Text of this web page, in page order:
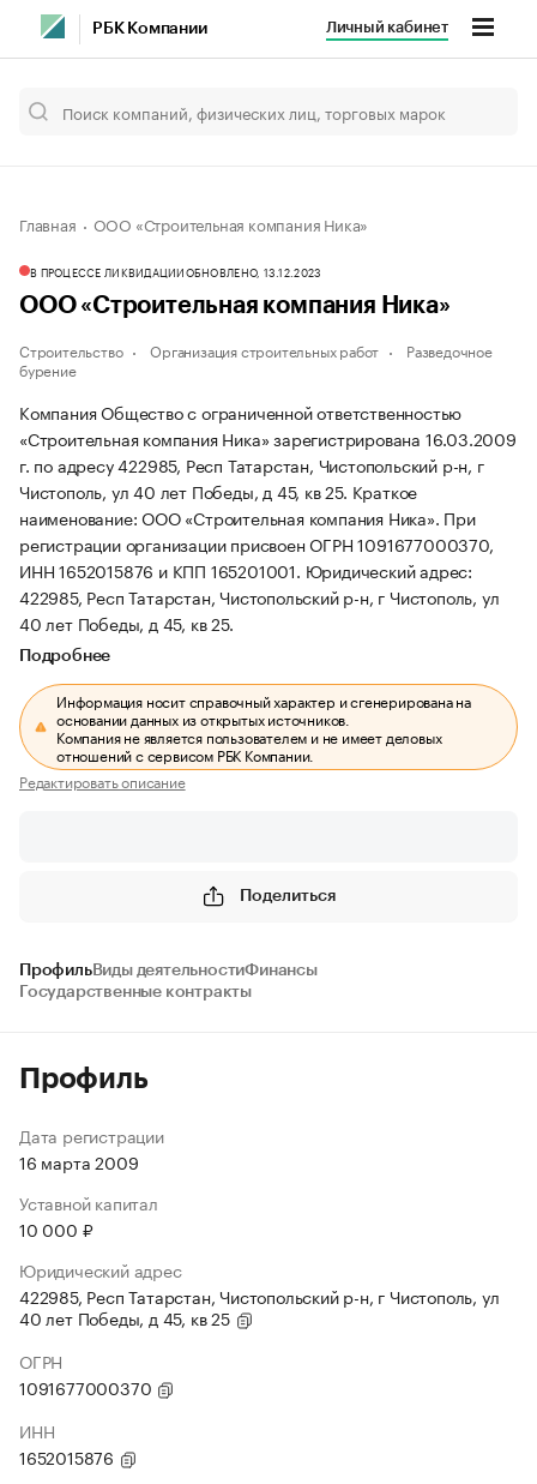
РБК Компании Личный кабинет
Главная ООО «Строительная компания Ника»
В ПРОЦЕССЕ ЛИКВИДАЦИИОБНОВЛЕНО, 13.12.2023
ООО «Строительная компания Ника»
Строительство Организация строительных работ
Разведочное
бурение
Компания Общество с ограниченной ответственностью
«Строительная компания Ника» зарегистрирована 16.03.2009
г. по адресу 422985, Респ Татарстан, Чистопольский р-н, г
Чистополь, ул 40 лет Победы, д 45, кв 25. Краткое
наименование: ООО «Строительная компания Ника». При
регистрации организации присвоен ОГРН 1091677000370,
ИНН 1652015876 и КПП 165201001. Юридический адрес:
422985, Респ Татарстан, Чистопольский р-н, г Чистополь, ул
40 лет Победы, д 45, кв 25.
Подробнее
Информация носит справочный характер и сгенерирована на
основании данных из открытых источников.
Компания не является пользователем и не имеет деловых
отношений с сервисом РБК Компании.
Редактировать описание
Поделиться
ПрофильВиды деятельностиФинансы
Государственные контракты
Профиль
Дата регистрации
16 марта 2009
Уставной капитал
10 000 ₽
Юридический адрес
422985, Респ Татарстан, Чистопольский р-н, г Чистополь, ул
40 лет Победы, д 45, кв 25
ОГРН
1091677000370
ИНН
1652015876